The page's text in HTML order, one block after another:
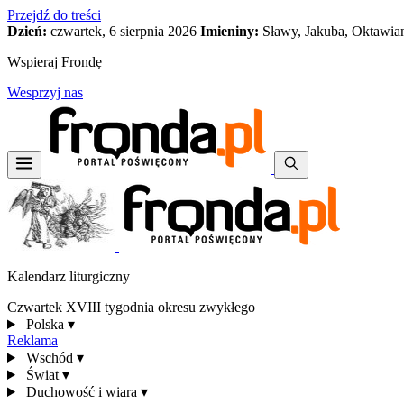
Przejdź do treści
Dzień: czwartek, 6 sierpnia 2026 Imieniny: Sławy, Jakuba,
Wspieraj Frondę
Wesprzyj nas
Kalendarz liturgiczny
Czwartek XVIII tygodnia okresu zwykłego
Polska ▾
Reklama
Wschód ▾
Świat ▾
Duchowość i wiara ▾